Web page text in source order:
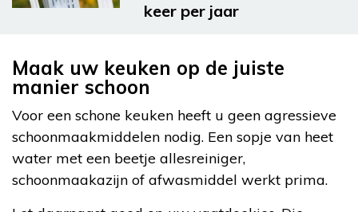
keer per jaar
Maak uw keuken op de juiste
manier schoon
Voor een schone keuken heeft u geen agressieve
schoonmaakmiddelen nodig. Een sopje van heet
water met een beetje allesreiniger,
schoonmaakazijn of afwasmiddel werkt prima.